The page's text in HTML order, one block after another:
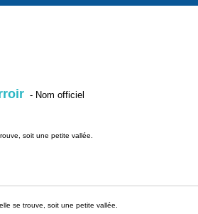
- Nom officiel
soit une petite vallée.
se trouve, soit une petite vallée.